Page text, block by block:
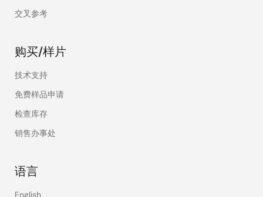
交叉参考
购买/样片
技术支持
免费样品申请
检查库存
销售办事处
语言
English